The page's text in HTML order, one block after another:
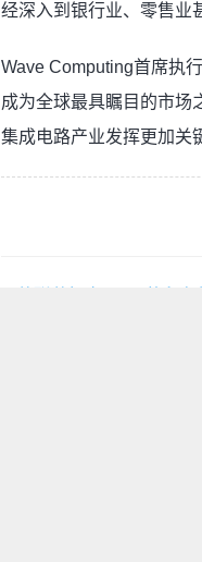
经深入到银行业、零售业
Wave Computing首席执
成为全球最具瞩目的市场
集成电路产业发挥更加关